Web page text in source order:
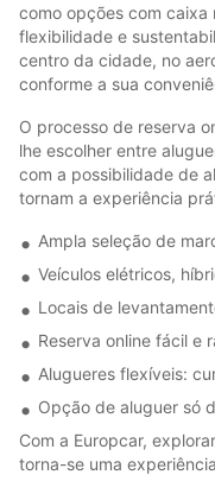
como opções com caixa
flexibilidade e
centro da cidade, no
conforme a sua
O processo de reserva
lhe escolher entre
com a possibilidade de
tornam a experiência
Ampla seleção de
Veículos elétricos,
Locais de
Reserva online fácil e
Alugueres flexíveis:
Opção de aluguer só
Com a Europcar,
torna-se uma